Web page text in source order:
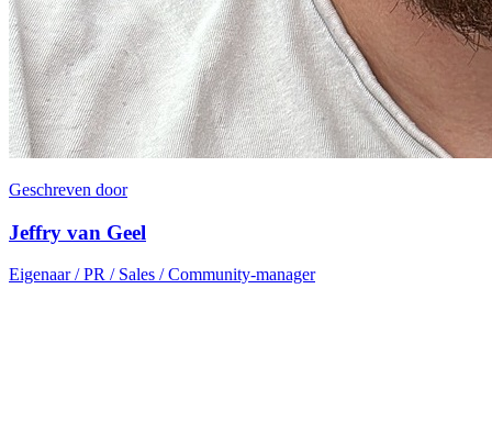
Geschreven door
Jeffry van Geel
Eigenaar / PR / Sales / Community-manager